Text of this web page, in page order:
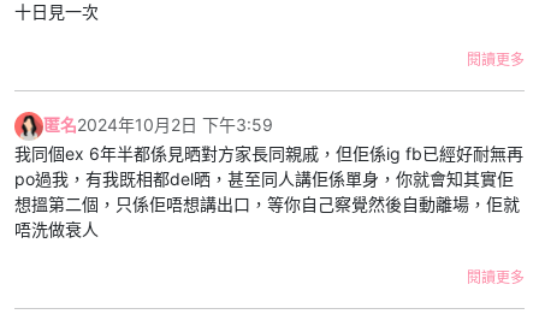
十日見一次
閱讀更多
匿名2024年10月2日 下午3:59
我同個ex 6年半都係見晒對方家長同親戚，但佢係ig fb已經好耐無再
po過我，有我既相都del晒，甚至同人講佢係單身，你就會知其實佢
想搵第二個，只係佢唔想講出口，等你自己察覺然後自動離場，佢就
唔洗做衰人
閱讀更多